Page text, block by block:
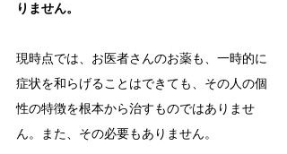
りません。
現時点では、お医者さんのお薬も、一時的に
症状を和らげることはできても、その人の個
性の特徴を根本から治すものではありませ
ん。また、その必要もありません。